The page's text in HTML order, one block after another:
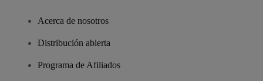
Acerca de nosotros
Distribución abierta
Programa de Afiliados